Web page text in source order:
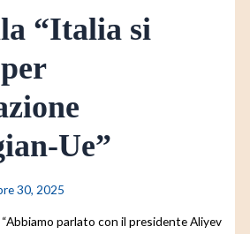
“Italia si
Ue”
30, 2025
“Abbiamo parlato con il presidente Aliyev